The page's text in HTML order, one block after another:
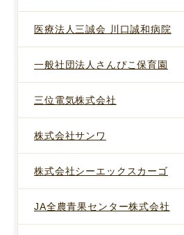
医療法人三誠会 川口誠和病院
一般社団法人さんぴこ保育園
三位電気株式会社
株式会社サンワ
株式会社シーエックスカーゴ
JA全農青果センター株式会社